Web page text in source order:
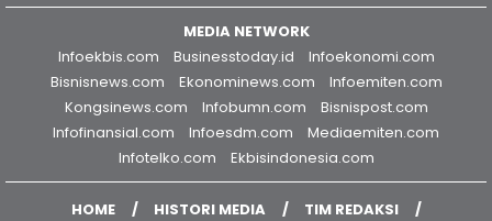
MEDIA NETWORK
Infoekbis.com
Businesstoday.id
Infoekonomi.com
Bisnisnews.com
Ekonominews.com
Infoemiten.com
Kongsinews.com
Infobumn.com
Bisnispost.com
Infofinansial.com
Infoesdm.com
Mediaemiten.com
Infotelko.com
Ekbisindonesia.com
HOME HISTORI MEDIA
TIM REDAKSI